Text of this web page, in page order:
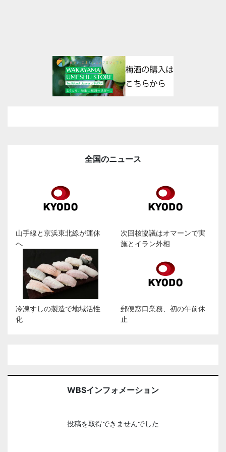
全国のニュース
山手線と京浜東北線が運休
へ
次回核協議はオマーンで実
施とイラン外相
冷凍すしの製造で地域活性
化
郵便窓口業務、初の午前休
止
WBSインフォメーション
投稿を取得できませんでした